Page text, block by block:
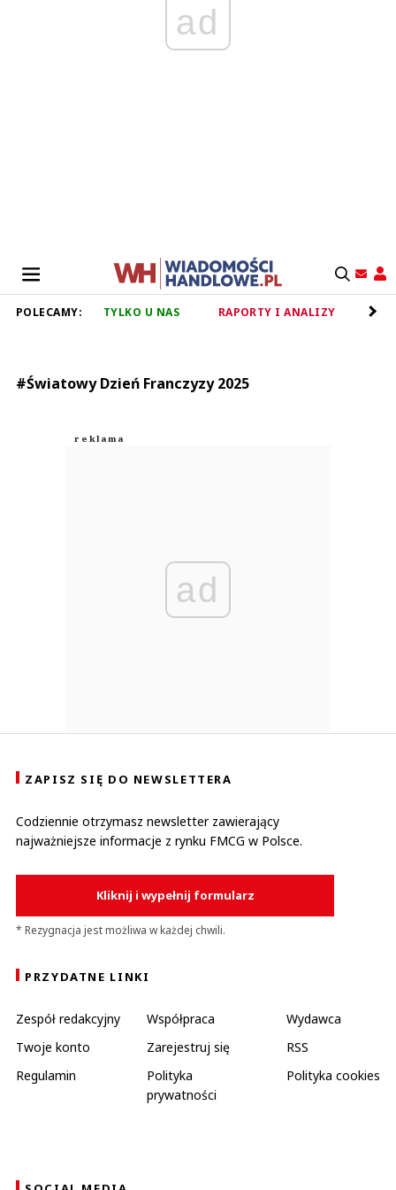
ad
POLECAMY: TYLKO U NAS RAPORTY I ANALIZY
#Światowy Dzień Franczyzy 2025
ad
ZAPISZ SIĘ DO NEWSLETTERA
Codziennie otrzymasz newsletter zawierający
najważniejsze informacje z rynku FMCG w Polsce.
Kliknij i wypełnij formularz
* Rezygnacja jest możliwa w każdej chwili.
PRZYDATNE LINKI
Zespół redakcyjny Współpraca
Wydawca
Twoje konto
Zarejestruj się
RSS
Regulamin
Polityka
prywatności
Polityka cookies